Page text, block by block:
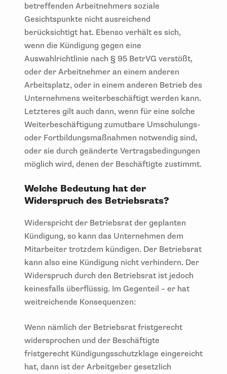
betreffenden Arbeitnehmers soziale
Gesichtspunkte nicht ausreichend
berücksichtigt hat. Ebenso verhält es sich,
wenn die Kündigung gegen eine
Auswahlrichtlinie nach § 95 BetrVG verstößt,
oder der Arbeitnehmer an einem anderen
Arbeitsplatz, oder in einem anderen Betrieb des
Unternehmens weiterbeschäftigt werden kann.
Letzteres gilt auch dann, wenn für eine solche
Weiterbeschäftigung zumutbare Umschulungs-
oder Fortbildungsmaßnahmen notwendig sind,
oder sie durch geänderte Vertragsbedingungen
möglich wird, denen der Beschäftigte zustimmt.
Welche Bedeutung hat der
Widerspruch des Betriebsrats?
Widerspricht der Betriebsrat der geplanten
Kündigung, so kann das Unternehmen dem
Mitarbeiter trotzdem kündigen. Der Betriebsrat
kann also eine Kündigung nicht verhindern. Der
Widerspruch durch den Betriebsrat ist jedoch
keinesfalls überflüssig. Im Gegenteil – er hat
weitreichende Konsequenzen:
Wenn nämlich der Betriebsrat fristgerecht
widersprochen und der Beschäftigte
fristgerecht Kündigungsschutzklage eingereicht
hat, dann ist der Arbeitgeber gesetzlich